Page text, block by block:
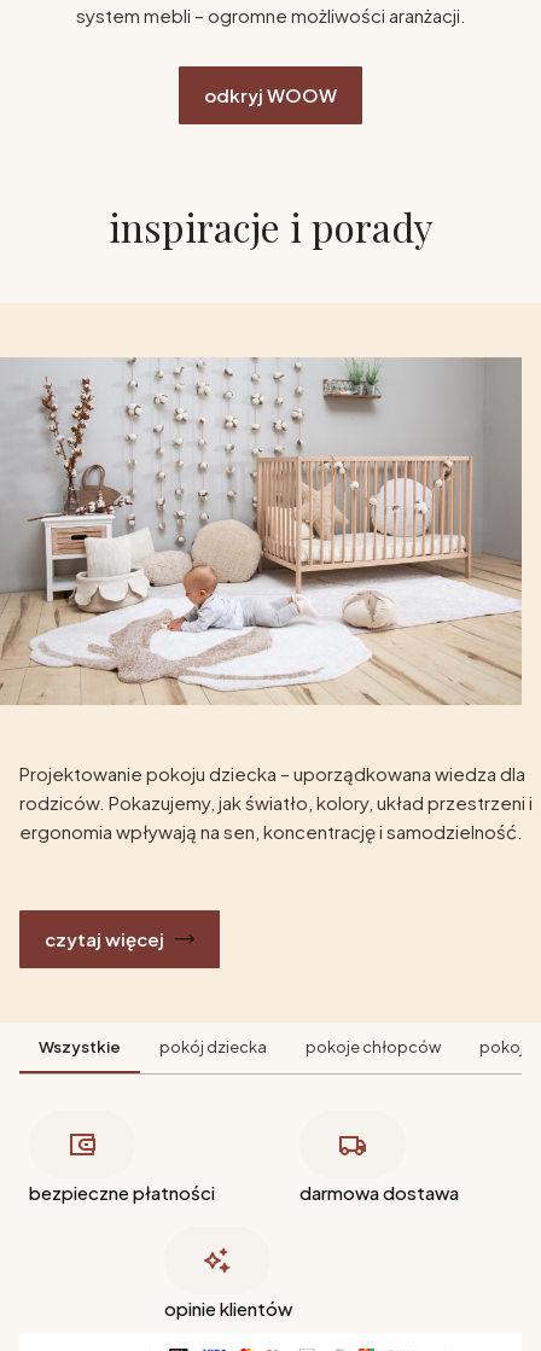
system mebli – ogromne możliwości aranżacji.
odkryj WOOW
inspiracje i porady
Projektowanie pokoju dziecka – uporządkowana wiedza dla
rodziców. Pokazujemy, jak światło, kolory, układ przestrzeni i
ergonomia wpływają na sen, koncentrację i samodzielność.
czytaj więcej
Wszystkie pokój dziecka pokoje chłopców pokoje
bezpieczne płatności darmowa dostawa
opinie klientów